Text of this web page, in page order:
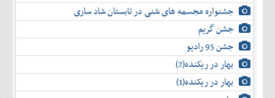
جشنواره مجسمه های شنی در تابستان شاد ساری
جشن گریم
جشن 95 رادیو
بهار در ریکنده(2)
بهار در ریکنده(1)